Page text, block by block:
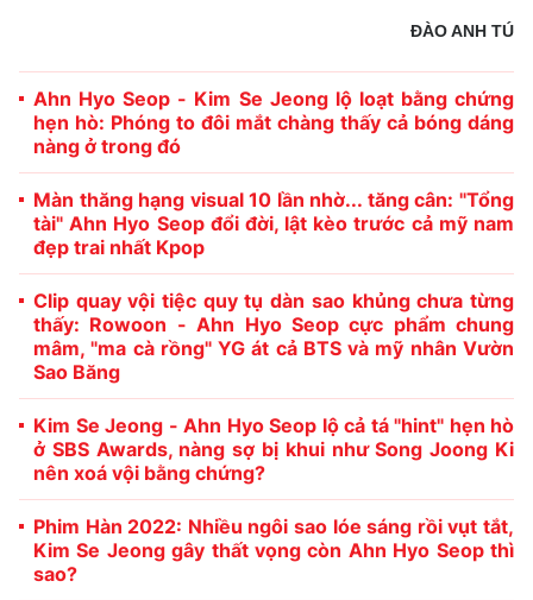
ĐÀO ANH TÚ
Ahn Hyo Seop - Kim Se Jeong lộ loạt bằng chứng
hẹn hò: Phóng to đôi mắt chàng thấy cả bóng dáng
nàng ở trong đó
Màn thăng hạng visual 10 lần nhờ... tăng cân: "Tổng
tài" Ahn Hyo Seop đổi đời, lật kèo trước cả mỹ nam
đẹp trai nhất Kpop
Clip quay vội tiệc quy tụ dàn sao khủng chưa từng
thấy: Rowoon - Ahn Hyo Seop cực phẩm chung
mâm, "ma cà rồng" YG át cả BTS và mỹ nhân Vườn
Sao Băng
Kim Se Jeong - Ahn Hyo Seop lộ cả tá "hint" hẹn hò
ở SBS Awards, nàng sợ bị khui như Song Joong Ki
nên xoá vội bằng chứng?
Phim Hàn 2022: Nhiều ngôi sao lóe sáng rồi vụt tắt,
Kim Se Jeong gây thất vọng còn Ahn Hyo Seop thì
sao?